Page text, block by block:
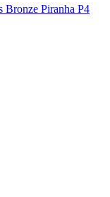
Bronze Piranha P4